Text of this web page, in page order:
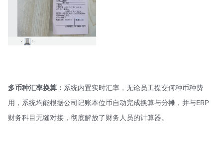
多币种汇率换算： 系统内置实时汇率，无论员工提交何种币种费
用，系统均能根据公司记账本位币自动完成换算与分摊，并与ERP
财务科目无缝对接，彻底解放了财务人员的计算器。